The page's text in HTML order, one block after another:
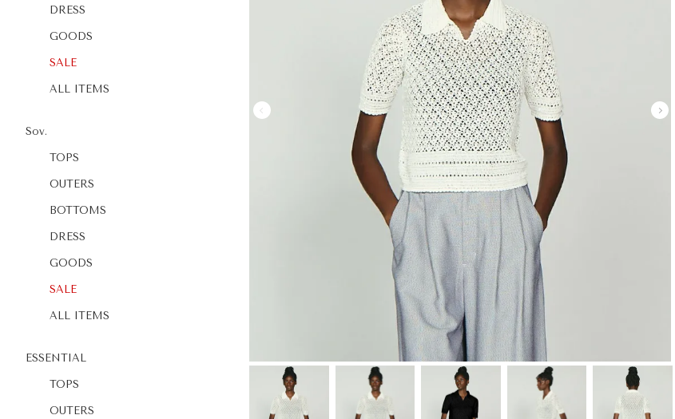
DRESS
GOODS
SALE
ALL ITEMS
Sov.
TOPS
OUTERS
BOTTOMS
DRESS
GOODS
SALE
ALL ITEMS
ESSENTIAL
TOPS
OUTERS